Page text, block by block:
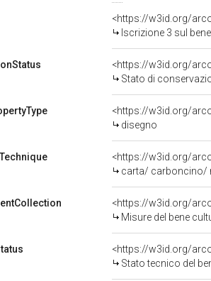
<https://w3id.org/
Iscrizione 3 sul
<https://w3id.org/
Stato di
<https://w3id.org/
disegno
<https://w3id.org/
carta/ carboncino/
<https://w3id.org/
Misure del bene
<https://w3id.org/
Stato tecnico del